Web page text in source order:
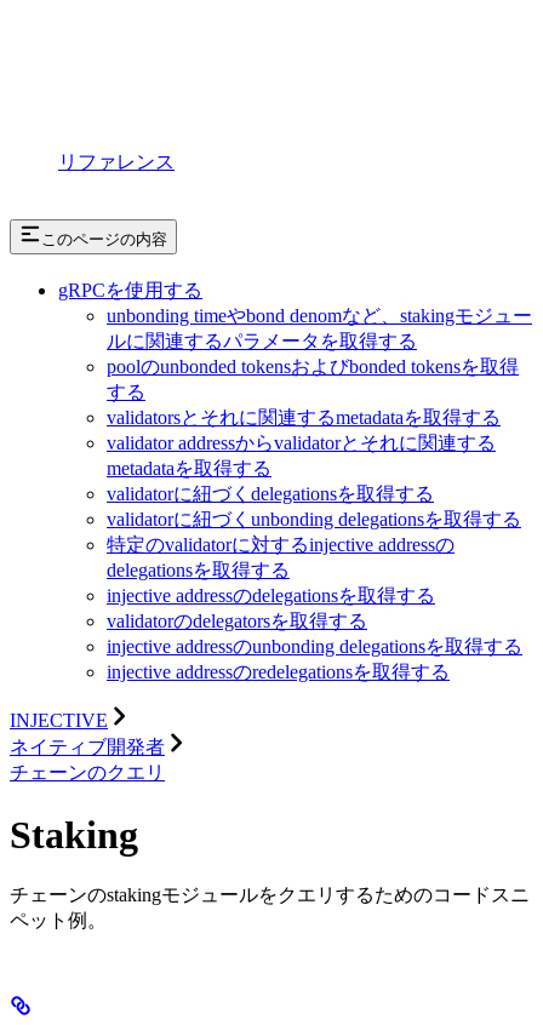
リファレンス
このページの内容
gRPCを使用する
unbonding timeやbond denomなど、stakingモジュー
ルに関連するパラメータを取得する
poolのunbonded tokensおよびbonded tokensを取得
する
validatorsとそれに関連するmetadataを取得する
validator addressからvalidatorとそれに関連する
metadataを取得する
validatorに紐づくdelegationsを取得する
validatorに紐づくunbonding delegationsを取得する
特定のvalidatorに対するinjective addressの
delegationsを取得する
injective addressのdelegationsを取得する
validatorのdelegatorsを取得する
injective addressのunbonding delegationsを取得する
injective addressのredelegationsを取得する
INJECTIVE
ネイティブ開発者
チェーンのクエリ
Staking
チェーンのstakingモジュールをクエリするためのコードスニ
ペット例。